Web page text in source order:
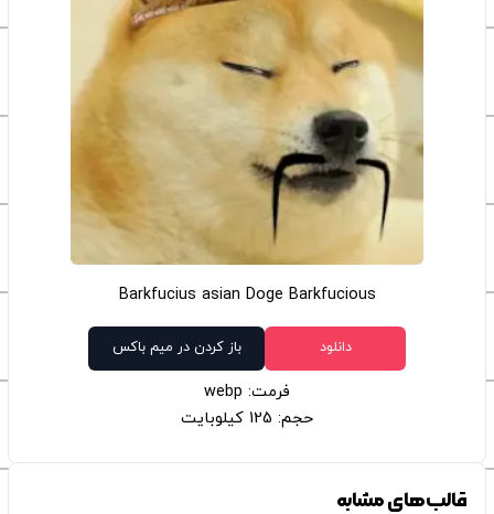
Barkfucius asian Doge Barkfucious
دانلود باز کردن در میم باکس
فرمت: webp
حجم: 125 کیلوبایت
قالب‌های مشابه